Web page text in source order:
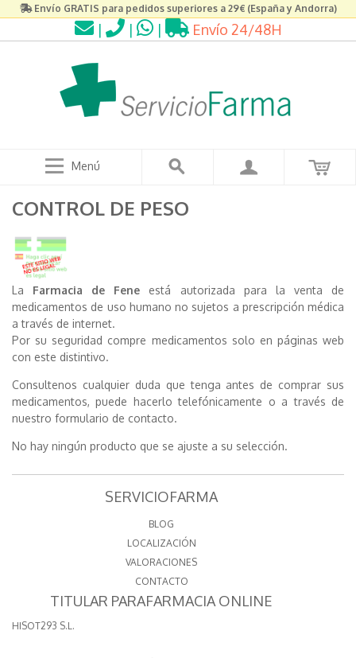
Envío GRATIS para pedidos superiores a 29€ (España y Andorra)
| | | Envío 24/48H
Menú
CONTROL DE PESO
La Farmacia de Fene está autorizada para la venta de
medicamentos de uso humano no sujetos a prescripción médica
a través de internet.
Por su seguridad compre medicamentos solo en páginas web
con este distintivo.
Consultenos cualquier duda que tenga antes de comprar sus
medicamentos, puede hacerlo telefónicamente o a través de
nuestro formulario de contacto.
No hay ningún producto que se ajuste a su selección.
SERVICIOFARMA
BLOG
LOCALIZACIÓN
VALORACIONES
CONTACTO
TITULAR PARAFARMACIA ONLINE
HISOT293 S.L.